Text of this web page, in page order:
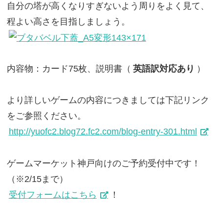
自分の塔が高くなりすぎないよう周りをよく見て、
程よい高さを目指しましょう。
内容物：カード75枚、説明書（ 英語訳対応あり ）
より詳しいゲームの内容につきましては下記リンク
をご参照ください。
http://yuofc2.blog72.fc2.com/blog-entry-301.html
ゲームマーケット神戸向けのご予約受付中です！
（※2/15まで）
受付フォームはこちら
！